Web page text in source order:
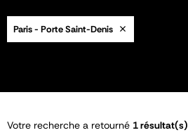
Paris - Porte Saint-Denis
Votre recherche a retourné 1 résultat(s)